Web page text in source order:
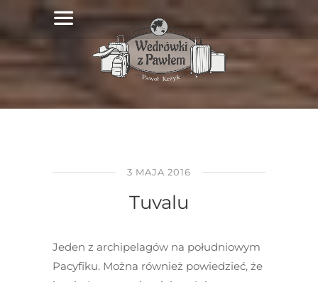
3 MAJA 2016
Tuvalu
Jeden z archipelagów na południowym
Pacyfiku. Można również powiedzieć, że